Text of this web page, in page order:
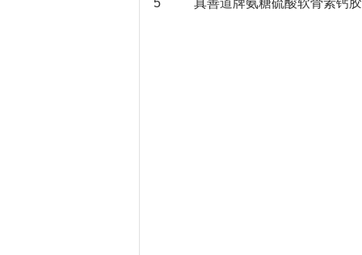
5 真善道牌氨糖硫酸软骨素钙